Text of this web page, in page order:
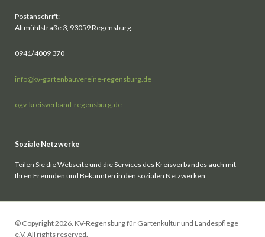
Postanschrift:
Altmühlstraße 3, 93059 Regensburg
0941/4009 370
info@kv-gartenbauvereine-regensburg.de
ogv-kreisverband-regensburg.de
Soziale Netzwerke
Teilen Sie die Webseite und die Services des Kreisverbandes auch mit
Ihren Freunden und Bekannten in den sozialen Netzwerken.
© Copyright 2026. KV-Regensburg für Gartenkultur und Landespflege
e.V. All rights reserved.